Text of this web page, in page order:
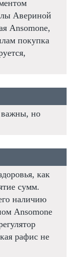
Авериной
Ansomone,
покупка
важны, но
как
сумм.
наличию
Ansomone
рафис не